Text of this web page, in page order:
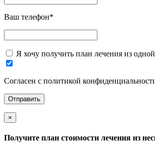
Ваш телефон*
Я хочу получить план лечения из
Согласен с политикой
×
Получите план стоимости лечения из